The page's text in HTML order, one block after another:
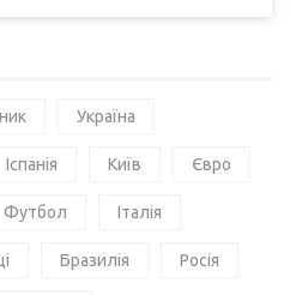
Україна
Іспанія Київ Євро
Футбол Італія
Бразилія Росія